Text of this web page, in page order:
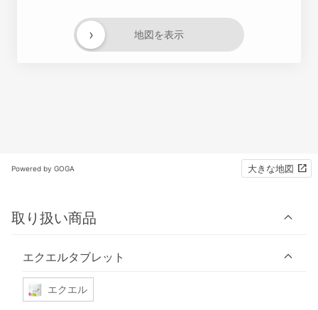
地図を表示
›
Powered by GOGA 大きな地図
取り扱い商品
エクエルタブレット
エクエル